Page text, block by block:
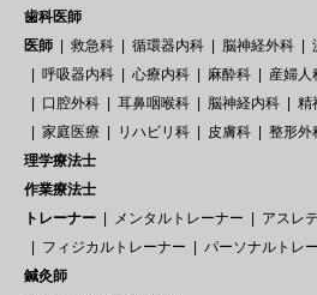
歯科医師
医師
救急科 循環器内科 脳神経外科
呼吸器内科
心療内科 麻酔科 産婦人
口腔外科
耳鼻咽喉科 脳神経内科 精
家庭医療
リハビリ科 皮膚科 整形外
理学療法士
作業療法士
トレーナー
メンタルトレーナー
アスレ
フィジカルトレーナー
パーソナルトレ
鍼灸師